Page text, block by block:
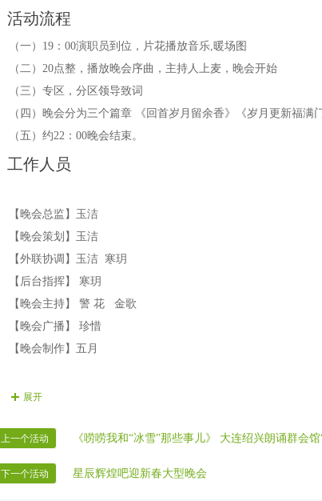
≮2-05演员≯丽丽 歌曲《再叫一声亲爱的》
≮2-07演员≯周哥 歌曲《爱情醉醉》
第三篇章 迎新篇 — 历久弥新迎新年
≮3-01演员≯舞步 歌曲《红唇》
≮3-02演员≯浩然 歌曲《大别山》
≮3-03演员≯楓韵 歌曲《美丽中国》
≮3-03演员≯惜缘 歌曲《一首想家的歌》
≮3-03演员≯太阳 歌曲《西部放歌》
结束舞： 乐儿组合《今天是个好日子》
活动流程
（一）19：00演职员到位，片花播放音乐,暖场图
（二）20点整，播放晚会序曲，主持人上麦，晚会开始
（三）专区，分区领导致词
（四）晚会分为三个篇章 《回首岁月留余香》《岁月更新福满
（五）约22：00晚会结束。
工作人员
【晚会总监】玉洁
【晚会策划】玉洁
【外联协调】玉洁 寒玥
【后台指挥】 寒玥
【晚会主持】 警 花 金歌
【晚会广播】 珍惜
【晚会制作】五月
展开
上一个活动 《唠唠我和“冰雪”那些事儿》 大连绍兴朗诵群会
下一个活动 星辰辉煌吧迎新春大型晚会